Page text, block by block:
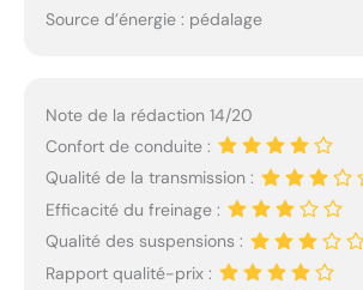
Source d’énergie : pédalage
Note de la rédaction 14/20
Confort de conduite :
Qualité de la transmission :
Efficacité du freinage :
Qualité des suspensions :
Rapport qualité-prix :